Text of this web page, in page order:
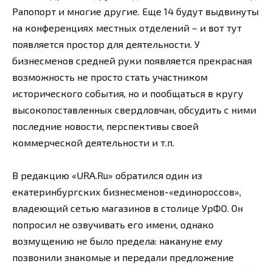
Рапопорт и многие другие. Еще 14 будут выдвинуты
на конференциях местных отделений – и вот тут
появляется простор для деятельности. У
бизнесменов средней руки появляется прекрасная
возможность не просто стать участником
исторического события, но и пообщаться в кругу
высокопоставленных свердловчан, обсудить с ними
последние новости, перспективы своей
коммерческой деятельности и т.п.
В редакцию «URA.Ru» обратился один из
екатеринбургских бизнесменов-«единороссов»,
владеющий сетью магазинов в столице УрФО. Он
попросил не озвучивать его имени, однако
возмущению не было предела: накануне ему
позвонили знакомые и передали предложение